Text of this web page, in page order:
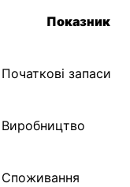
Показник
Початкові запаси
Виробництво
Споживання